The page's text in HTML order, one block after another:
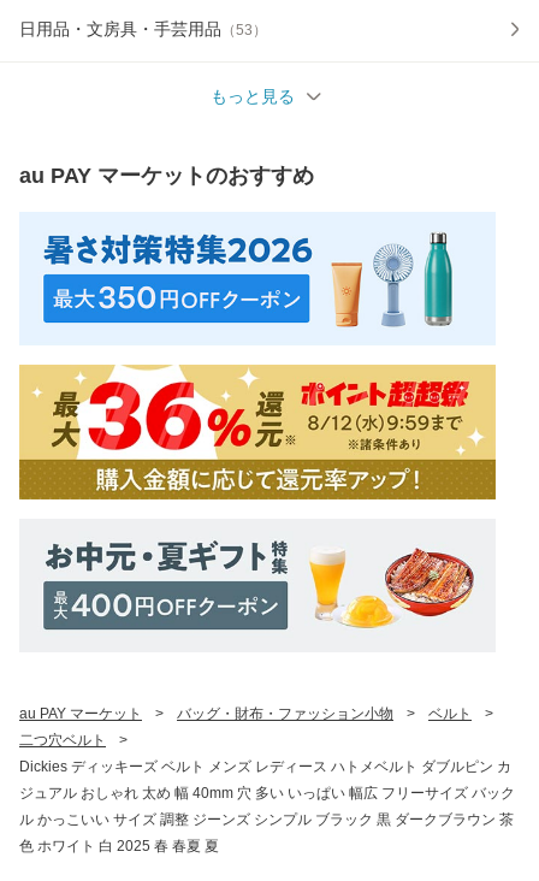
日用品・文房具・手芸用品 （53 ）
もっと見る
au PAY マーケットのおすすめ
au PAY マーケット > バッグ・財布・ファッション小物 > ベルト
>
二つ穴ベルト
>
Dickies ディッキーズ ベルト メンズ レディース ハトメベルト ダブルピン カ
ジュアル おしゃれ 太め 幅 40mm 穴 多い いっぱい 幅広 フリーサイズ バック
ル かっこいい サイズ 調整 ジーンズ シンプル ブラック 黒 ダークブラウン 茶
色 ホワイト 白 2025 春 春夏 夏